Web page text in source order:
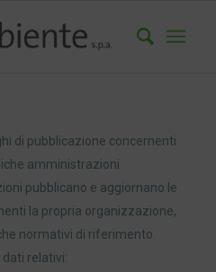
di pubblicazione concernenti
amministrazioni
pubblicano e aggiornano le
la propria organizzazione,
normativi di riferimento.
relativi: